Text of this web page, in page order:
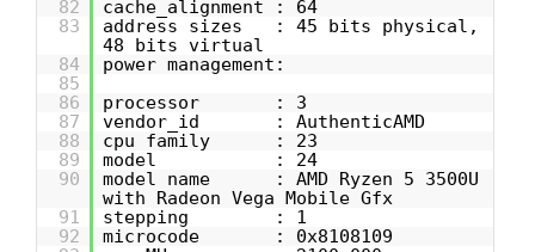
82
cache_alignment : 64
83
address sizes : 45 bits physical,
48 bits virtual
84
power management:
85
86
processor : 3
87
vendor_id : AuthenticAMD
88
cpu family : 23
89
model : 24
90
model name : AMD Ryzen 5 3500U
with Radeon Vega Mobile Gfx
91
stepping : 1
92
microcode : 0x8108109